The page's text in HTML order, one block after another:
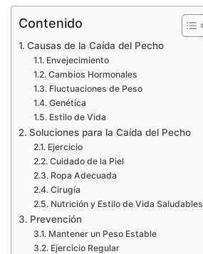
Contenido
Causas de la Caída del Pecho
Envejecimiento
Cambios Hormonales
Fluctuaciones de Peso
Genética
Estilo de Vida
Soluciones para la Caída del Pecho
Ejercicio
Cuidado de la Piel
Ropa Adecuada
Cirugía
Nutrición y Estilo de Vida Saludables
Prevención
Mantener un Peso Estable
Ejercicio Regular